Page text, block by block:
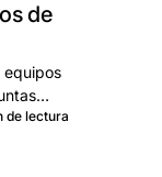
de
equipos
de lectura